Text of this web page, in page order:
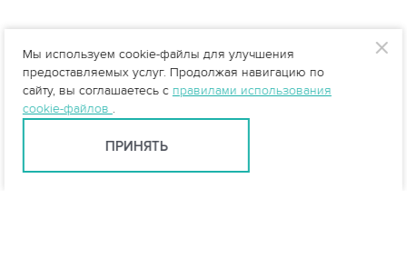
Мы используем cookie-файлы для улучшения
предоставляемых услуг. Продолжая навигацию по
сайту, вы соглашаетесь с правилами использования
cookie-файлов .
ПРИНЯТЬ